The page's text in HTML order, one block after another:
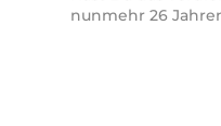
nunmehr 26